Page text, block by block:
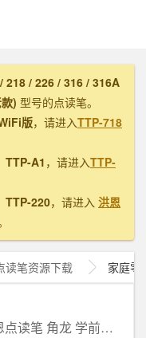
218 / 226 / 316 / 316A
) 型号的点读笔。
版，请进入TTP-718
TTP-A1 ，请进入TTP-
TTP-220，请进入 洪恩
读笔资源下载 家庭零
洪恩点读笔 角龙 学前提升必备